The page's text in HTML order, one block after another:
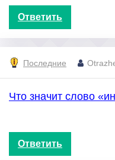
Ответить
Последние
Что значит слово
Ответить